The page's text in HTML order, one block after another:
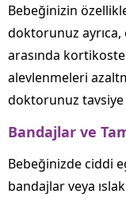
Bebeğinizin
doktorunuz
arasında
alevlenmeleri
doktorunuz
Bandajlar ve
Bebeğinizde ciddi
bandajlar veya